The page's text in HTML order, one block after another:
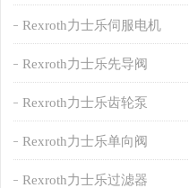
Rexroth力士乐伺服电机
Rexroth力士乐先导阀
Rexroth力士乐齿轮泵
Rexroth力士乐单向阀
Rexroth力士乐过滤器